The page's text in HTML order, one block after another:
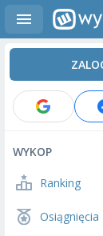
WYKOP
Ranking
Osiągnięcia